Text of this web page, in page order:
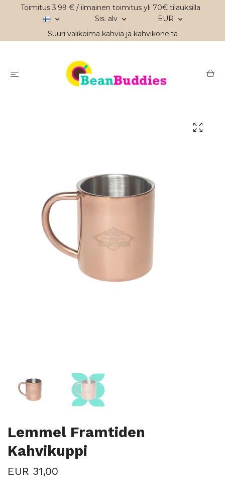
Toimitus 3.99 € / ilmainen toimitus yli 70€ tilauksilla
Sis. alv
EUR
Suuri valikoima kahvia ja kahvikoneita
Lemmel Framtiden
Kahvikuppi
EUR 31,00